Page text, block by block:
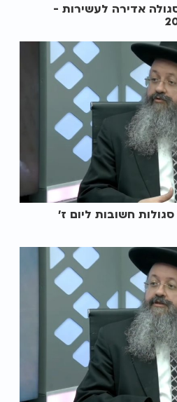
אדירה לעשירות -
חשובות ליום ז'